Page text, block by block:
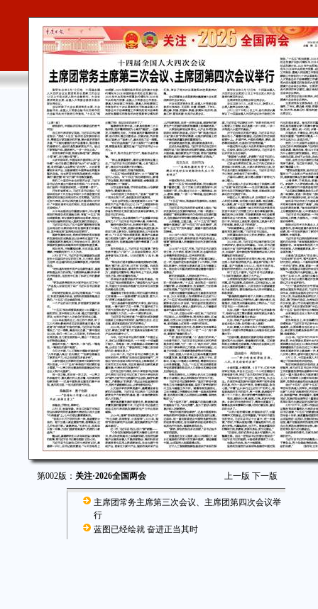
第002版： 关注·2026全国两会 上一版 下一版
主席团常务主席第三次会议、主席团第四次会议举
行
蓝图已经绘就 奋进正当其时